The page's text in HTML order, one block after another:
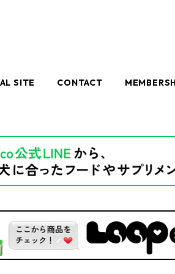
SITE CONTACT